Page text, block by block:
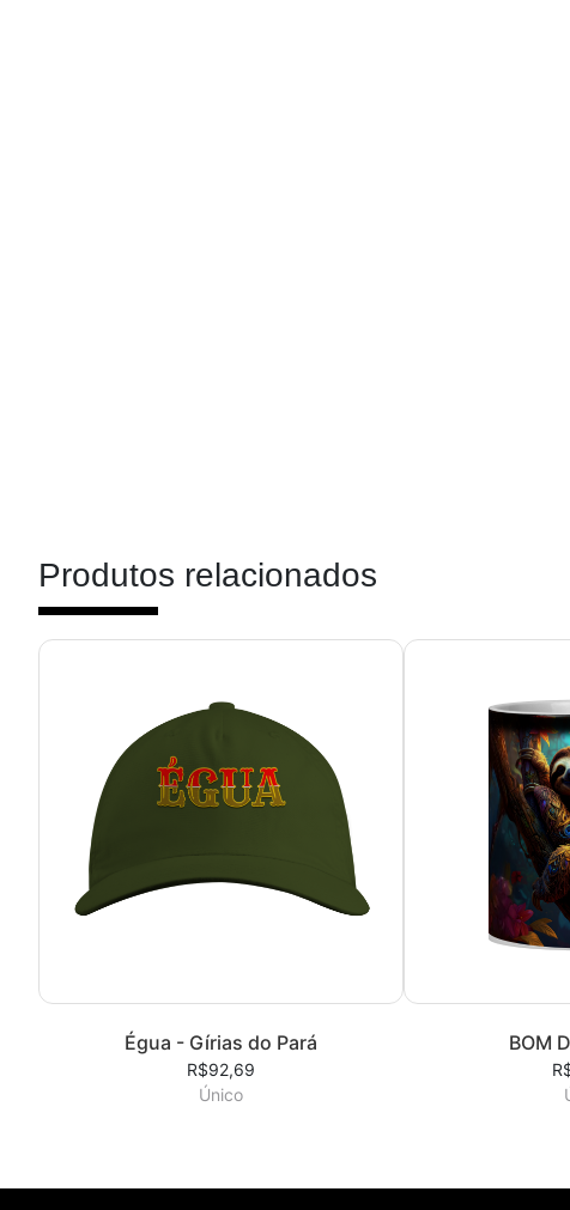
Produtos relacionados
Égua - Gírias do Pará
R$92,69
Único
BOM